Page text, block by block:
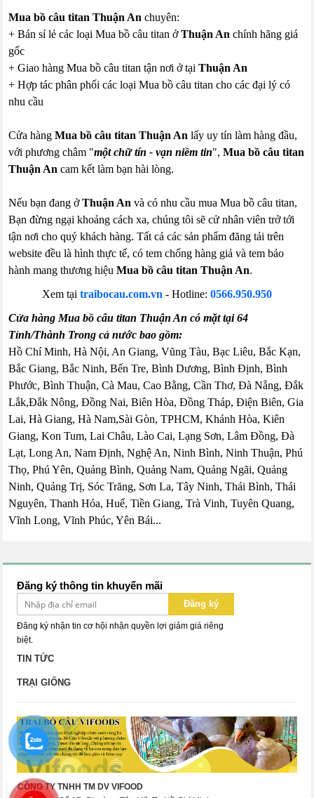
Mua bồ câu titan Thuận Anchuyên:
+ Bán sỉ lẻ các loại Mua bồ câu titan ởThuận An chính hãng giá
gốc
+ Giao hàng Mua bồ câu titan tận nơi ở tạiThuận An
+ Hợp tác phân phối các loại Mua bồ câu titan cho các đại lý có
nhu cầu
Cửa hàngMua bồ câu titan Thuận An lấy uy tín làm hàng đầu,
với phương châm "một chữ tín - vạn niềm tin",Mua bồ câu titan
Thuận An cam kết làm bạn hài lòng.
Nếu bạn đang ởThuận An và có nhu cầu mua Mua bồ câu titan,
Bạn đừng ngại khoảng cách xa, chúng tôi sẽ cử nhân viên trở tới
tận nơi cho quý khách hàng. Tất cả các sản phẩm đăng tải trên
website đều là hình thực tế, có tem chống hàng giả và tem bảo
hành mang thương hiệuMua bồ câu titan Thuận An.
Xem tại traibocau.com.vn - Hotline: 0566.950.950
Cửa hàng Mua bồ câu titan Thuận An có mặt tại 64
Tỉnh/Thành Trong cả nước bao gồm:
Hồ Chí Minh, Hà Nội, An Giang, Vũng Tàu, Bạc Liêu, Bắc Kạn,
Bắc Giang, Bắc Ninh, Bến Tre, Bình Dương, Bình Định, Bình
Phước, Bình Thuận, Cà Mau, Cao Bằng, Cần Thơ, Đà Nẵng, Đắk
Lắk,Đắk Nông, Đồng Nai, Biên Hòa, Đồng Tháp, Điện Biên, Gia
Lai, Hà Giang, Hà Nam,Sài Gòn, TPHCM, Khánh Hòa, Kiên
Giang, Kon Tum, Lai Châu, Lào Cai, Lạng Sơn, Lâm Đồng, Đà
Lạt, Long An, Nam Định, Nghệ An, Ninh Bình, Ninh Thuận, Phú
Thọ, Phú Yên, Quảng Bình, Quảng Nam, Quảng Ngãi, Quảng
Ninh, Quảng Trị, Sóc Trăng, Sơn La, Tây Ninh, Thái Bình, Thái
Nguyên, Thanh Hóa, Huế, Tiền Giang, Trà Vinh, Tuyên Quang,
Vĩnh Long, Vĩnh Phúc, Yên Bái...
Đăng ký thông tin khuyến mãi
Đăng ký
Đăng ký nhận tin cơ hội nhận quyền lợi giảm giá riêng
biệt.
TIN TỨC
TRẠI GIỐNG
CÔNG TY TNHH TM DV VIFOOD